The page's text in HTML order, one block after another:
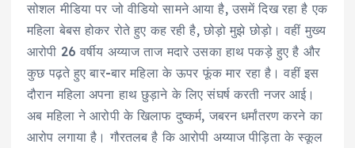
सोशल मीडिया पर जो वीडियो सामने आया है, उसमें दिख रहा है एक
महिला बेबस होकर रोते हुए कह रही है, छोड़ो मुझे छोड़ो। वहीं मुख्य
आरोपी 26 वर्षीय अय्याज ताज मदारे उसका हाथ पकड़े हुए है और
कुछ पढ़ते हुए बार-बार महिला के ऊपर फूंक मार रहा है। वहीं इस
दौरान महिला अपना हाथ छुड़ाने के लिए संघर्ष करती नजर आई।
अब महिला ने आरोपी के खिलाफ दुष्कर्म, जबरन धर्मांतरण करने का
आरोप लगाया है। गौरतलब है कि आरोपी अय्याज पीड़िता के स्कूल